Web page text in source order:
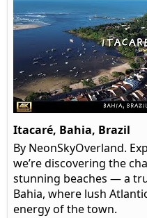
Itacaré, Bahia, Brazil
By NeonSkyOverland.
we’re discovering the
stunning beaches — a
Bahia, where lush
energy of the town.